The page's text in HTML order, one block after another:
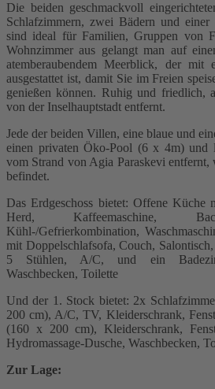
Die beiden geschmackvoll
Schlafzimmern, zwei Bädern und einer
sind ideal für Familien, Gruppen von
Wohnzimmer aus gelangt man auf
atemberaubendem Meerblick, der mit
ausgestattet ist, damit Sie im Freien
genießen können. Ruhig und friedlich,
von der Inselhauptstadt entfernt.
Jede der beiden Villen, eine blaue und
einen privaten Öko-Pool (6 x 4m) und
vom Strand von Agia Paraskevi entfernt,
befindet.
Das Erdgeschoss bietet: Offene Küche
Herd, Kaffeemaschine,
Kühl-/Gefrierkombination,
mit Doppelschlafsofa, Couch,
5 Stühlen, A/C, und ein
Waschbecken, Toilette
Und der 1. Stock bietet: 2x
200 cm), A/C, TV, Kleiderschrank,
(160 x 200 cm), Kleiderschrank,
Hydromassage-Dusche, Waschbecken,
Zur Lage: